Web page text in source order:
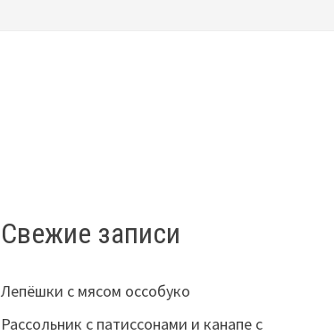
Свежие записи
Лепёшки с мясом оссобуко
Рассольник с патиссонами и канапе с